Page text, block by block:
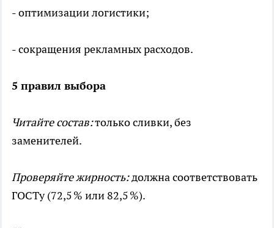
- оптимизации логистики;
- сокращения рекламных расходов.
5 правил выбора
Читайте состав:только сливки, без
заменителей.
Проверяйте жирность:должна соответствовать
ГОСТу (72,5 % или 82,5 %).